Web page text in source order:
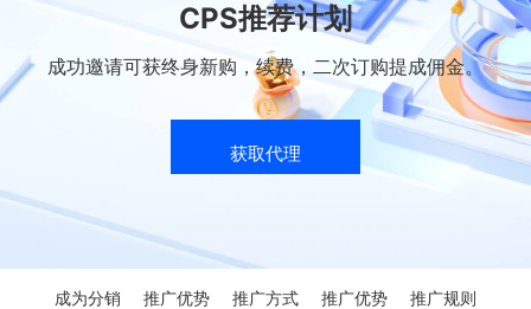
CPS推荐计划
成功邀请可获终身新购，续费，二次订购提成佣金。
获取代理
成为分销 推广优势 推广方式 推广优势 推广规则